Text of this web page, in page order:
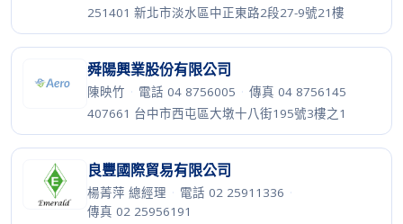
251401 新北市淡水區中正東路2段27-9號21樓
舜陽興業股份有限公司
陳映竹 · 電話 04 8756005 · 傳真 04 8756145
407661 台中市西屯區大墩十八街195號3樓之1
良豐國際貿易有限公司
楊菁萍 總經理 · 電話 02 25911336 ·
傳真 02 25956191